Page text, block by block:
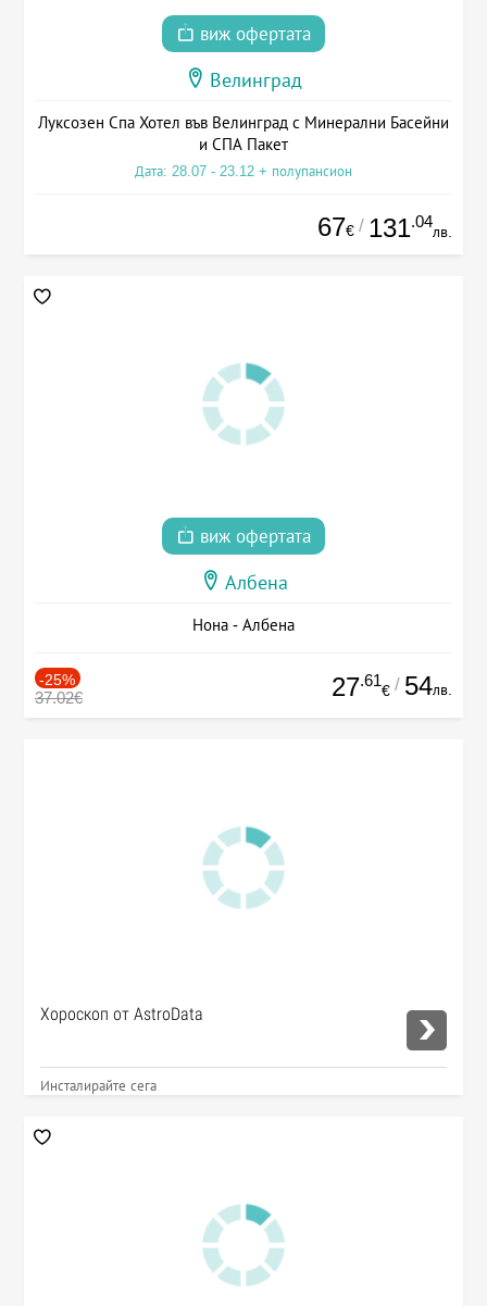
виж офертата
Велинград
Луксозен Спа Хотел във Велинград с Минерални Басейни
и СПА Пакет
Дата: 28.07 - 23.12 + полупансион
67€ / 131.04
лв.
виж офертата
Албена
Нона - Албена
-25%
37.02€ 27.61
€ / 54лв.
Хороскоп от AstroData
Инсталирайте сега